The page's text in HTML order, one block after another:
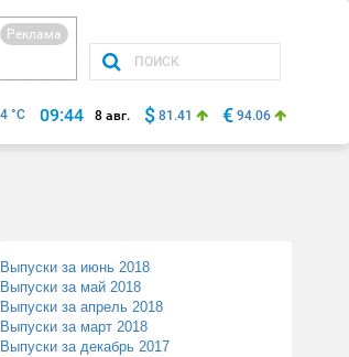
Реклама
°C 09:44 8 авг. $ 81.41 € 94.06
Выпуски за июнь 2018
Выпуски за май 2018
Выпуски за апрель 2018
Выпуски за март 2018
Выпуски за декабрь 2017